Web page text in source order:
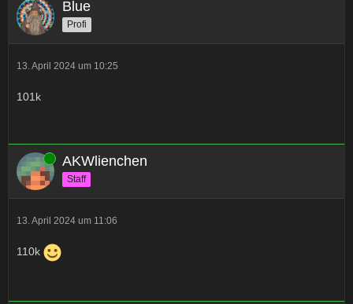
Blue
Profi
13. April 2024 um 10:25
101k
Online AKWlienchen
Staff
13. April 2024 um 11:06
110k